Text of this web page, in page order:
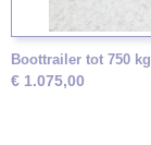
Boottrailer tot 750 kg
€ 1.075,00